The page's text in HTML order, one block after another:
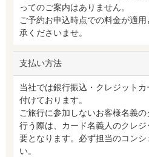
ってのご案内はありません。
ご予約お申込時点での料金が適
承くださいませ。
支払い方法
当社では銀行振込・クレジット
付けております。
ご旅行に参加しないお客様名義
行う際は、カード名義人のクレ
要となります。必ず担当のコン
い。